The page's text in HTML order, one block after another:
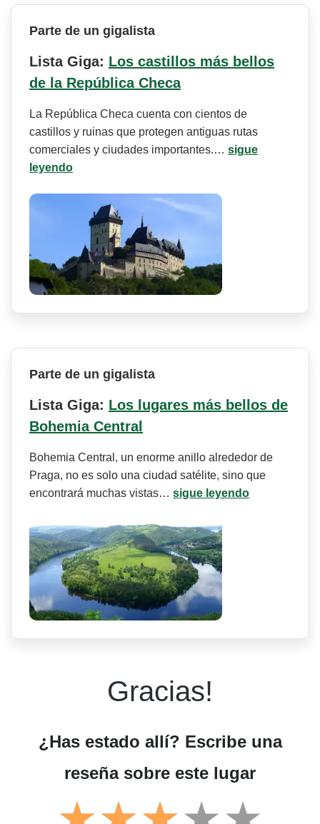
Parte de un gigalista
Lista Giga: Los castillos más bellos
de la República Checa
La República Checa cuenta con cientos de
castillos y ruinas que protegen antiguas rutas
comerciales y ciudades importantes.… sigue
leyendo
Parte de un gigalista
Lista Giga: Los lugares más bellos de
Bohemia Central
Bohemia Central, un enorme anillo alrededor de
Praga, no es solo una ciudad satélite, sino que
encontrará muchas vistas… sigue leyendo
Gracias!
¿Has estado allí? Escribe una
reseña sobre este lugar